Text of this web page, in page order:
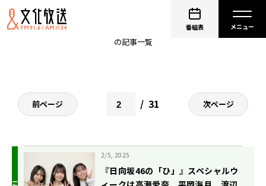
番組表
の記事一覧
前ページ 31 次ページ
2/5, 2025
『日向坂46の「ひ」』スペシャルウ